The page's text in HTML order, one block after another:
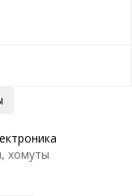
хомуты